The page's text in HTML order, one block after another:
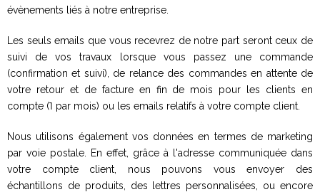
évènements liés à notre entreprise.
Les seuls emails que vous recevrez de notre part seront ceux de
suivi de vos travaux lorsque vous passez une commande
(confirmation et suivi), de relance des commandes en attente de
votre retour et de facture en fin de mois pour les clients en
compte (1 par mois) ou les emails relatifs à votre compte client.
Nous utilisons également vos données en termes de marketing
par voie postale. En effet, grâce à l'adresse communiquée dans
votre compte client, nous pouvons vous envoyer des
échantillons de produits, des lettres personnalisées, ou encore